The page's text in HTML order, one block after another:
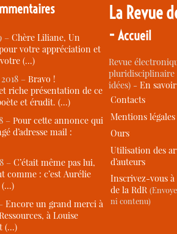
–Chère Liliane, Un
votre appréciation et
(…)
–Bravo !
riche présentation de ce
et érudit. (…)
–Pour cette annonce qui
d’adresse mail :
–C’était même pas lui,
comme : c’est Aurélie
(…)
Encore un grand merci à
à Louise
(…)
La Revue
-Accueil
Revue
idées) -En
Contacts
Mentions légales
Ours
Utilisation des
d’auteurs
Inscrivez-vous
de la RdR
ni contenu)